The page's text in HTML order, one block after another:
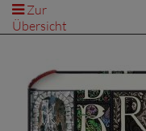
Zur
Übersicht